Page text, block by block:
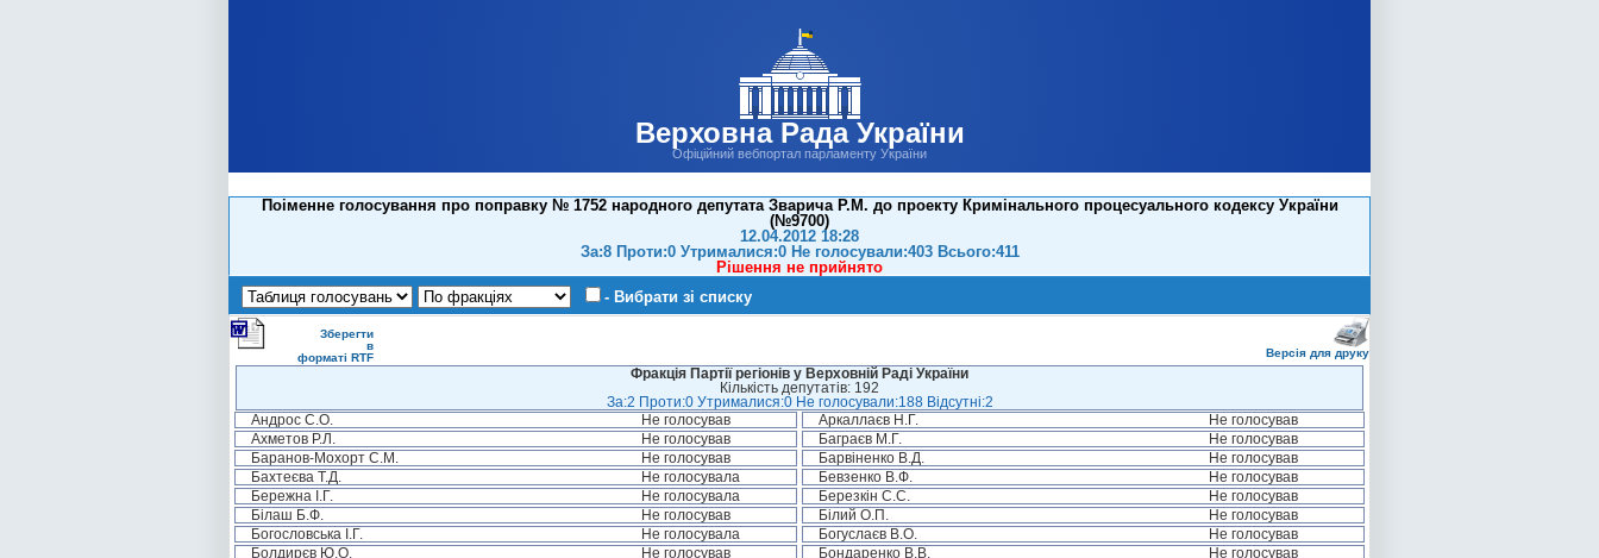
Верховна Рада України
Офіційний вебпортал парламенту України
Поіменне голосування про поправку № 1752 народного депутата Зварича Р.М. до проекту Кримінального процесуального кодексу України
(№9700)
12.04.2012 18:28
За:8 Проти:0 Утрималися:0 Не голосували:403 Всього:411
Рішення не прийнято
- Вибрати зі списку
Зберегти
в
форматі RTF
Версія для друку
Фракція Партії регіонів у Верховній Раді України
Кількість депутатів: 192
За:2 Проти:0 Утрималися:0 Не голосували:188 Відсутні:2
Андрос С.О.
Не голосував Аркаллаєв Н.Г.
Не голосував
Ахметов Р.Л.
Не голосував Баграєв М.Г.
Не голосував
Баранов-Мохорт С.М.
Не голосував Барвіненко В.Д.
Не голосував
Бахтеєва Т.Д.
Не голосувала Бевзенко В.Ф.
Не голосував
Бережна І.Г.
Не голосувала Березкін С.С.
Не голосував
Білаш Б.Ф.
Не голосував Білий О.П.
Не голосував
Богословська І.Г.
Не голосувала Богуслаєв В.О.
Не голосував
Болдирєв Ю.О.
Не голосував Бондаренко В.В.
Не голосував